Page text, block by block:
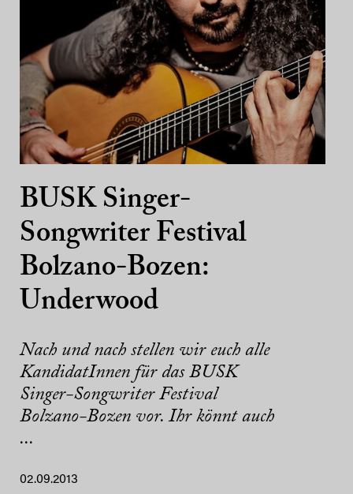
BUSK Singer-
Songwriter Festival
Bolzano-Bozen:
Underwood
Nach und nach stellen wir euch alle
KandidatInnen für das BUSK
Singer-Songwriter Festival
Bolzano-Bozen vor. Ihr könnt auch
...
02.09.2013